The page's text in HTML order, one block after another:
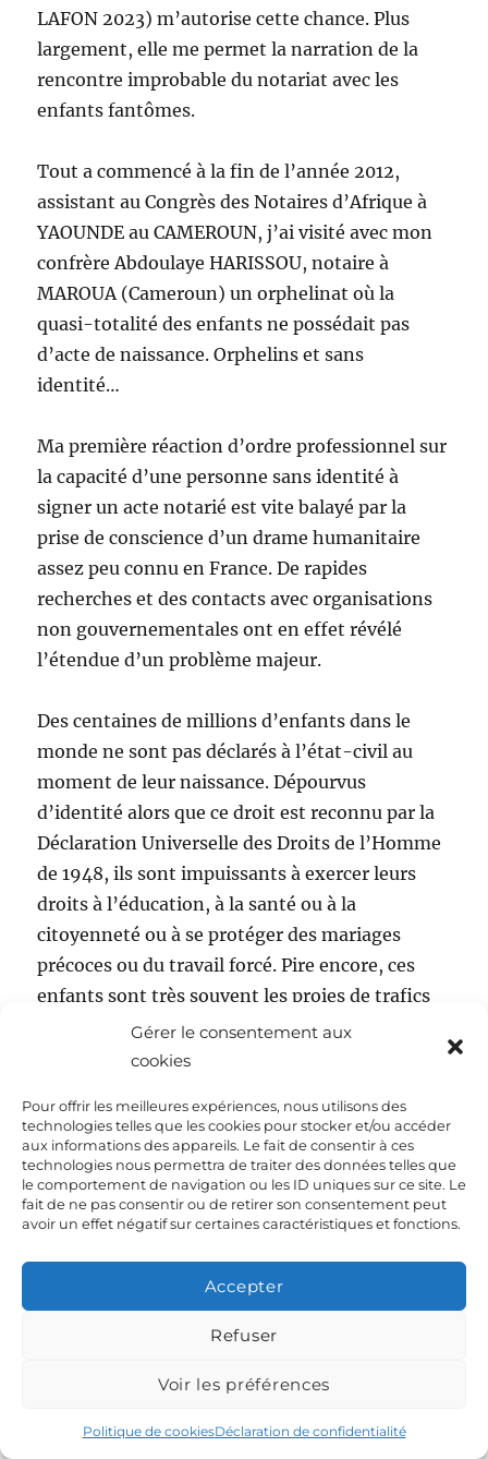
Gérer le consentement aux
cookies
Pour offrir les meilleures expériences, nous utilisons des
technologies telles que les cookies pour stocker et/ou accéder
aux informations des appareils. Le fait de consentir à ces
technologies nous permettra de traiter des données telles que
le comportement de navigation ou les ID uniques sur ce site. Le
fait de ne pas consentir ou de retirer son consentement peut
avoir un effet négatif sur certaines caractéristiques et fonctions.
Accepter
Refuser
Voir les préférences
Politique de cookiesDéclaration de confidentialité
LAFON 2023) m’autorise cette chance. Plus
largement, elle me permet la narration de la
rencontre improbable du notariat avec les
enfants fantômes.
Tout a commencé à la fin de l’année 2012,
assistant au Congrès des Notaires d’Afrique à
YAOUNDE au CAMEROUN, j’ai visité avec mon
confrère Abdoulaye HARISSOU, notaire à
MAROUA (Cameroun) un orphelinat où la
quasi-totalité des enfants ne possédait pas
d’acte de naissance. Orphelins et sans
identité…
Ma première réaction d’ordre professionnel sur
la capacité d’une personne sans identité à
signer un acte notarié est vite balayé par la
prise de conscience d’un drame humanitaire
assez peu connu en France. De rapides
recherches et des contacts avec organisations
non gouvernementales ont en effet révélé
l’étendue d’un problème majeur.
Des centaines de millions d’enfants dans le
monde ne sont pas déclarés à l’état-civil au
moment de leur naissance. Dépourvus
d’identité alors que ce droit est reconnu par la
Déclaration Universelle des Droits de l’Homme
de 1948, ils sont impuissants à exercer leurs
droits à l’éducation, à la santé ou à la
citoyenneté ou à se protéger des mariages
précoces ou du travail forcé. Pire encore, ces
enfants sont très souvent les proies de trafics
mafieux, militaires ou sexuels.
désorganisation administrative ou l’absence
d’état, les situations de guerre et notamment
de guerre civile, la pauvreté et l’éloignement
des centres administratifs, les craintes
religieuses ou culturelles, ou encore des
des taux de déclarations des naissances
souvent inférieurs à trente pour cent et parfois
Il faut ajouter à ces graves atteintes aux droits